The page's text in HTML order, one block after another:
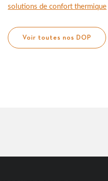
solutions de confort thermique
Voir toutes nos DOP